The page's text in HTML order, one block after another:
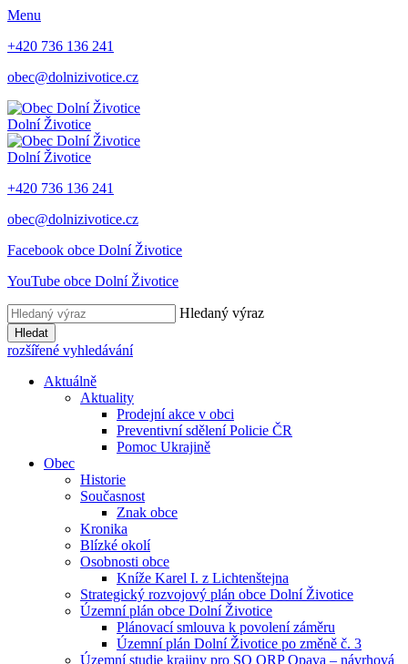
Menu
+420 736 136 241
obec@dolnizivotice.cz
Dolní Životice
Dolní Životice
+420 736 136 241
obec@dolnizivotice.cz
Facebook obce Dolní Životice
YouTube obce Dolní Životice
Hledaný výraz
Hledat
rozšířené vyhledávání
Aktuálně
Aktuality
Prodejní akce v obci
Preventivní sdělení Policie ČR
Pomoc Ukrajině
Obec
Historie
Současnost
Znak obce
Kronika
Blízké okolí
Osobnosti obce
Kníže Karel I. z Lichtenštejna
Strategický rozvojový plán obce Dolní Životice
Územní plán obce Dolní Životice
Plánovací smlouva k povolení záměru
Územní plán Dolní Životice po změně č. 3
Územní studie krajiny pro SO ORP Opava – návrhová